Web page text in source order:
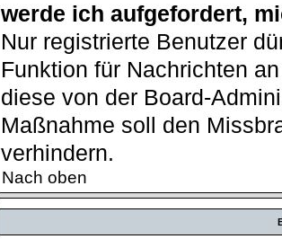
werde ich aufgefordert,
Nur registrierte Benutzer
Funktion für Nachrichten
diese von der Board-
Maßnahme soll den
verhindern.
Nach oben